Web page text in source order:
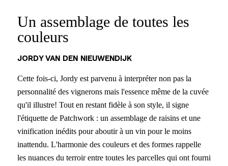
Un assemblage de toutes les
couleurs
JORDY VAN DEN NIEUWENDIJK
Cette fois-ci, Jordy est parvenu à interpréter non pas la
personnalité des vignerons mais l'essence même de la cuvée
qu'il illustre! Tout en restant fidèle à son style, il signe
l'étiquette de Patchwork : un assemblage de raisins et une
vinification inédits pour aboutir à un vin pour le moins
inattendu. L'harmonie des couleurs et des formes rappelle
les nuances du terroir entre toutes les parcelles qui ont fourni